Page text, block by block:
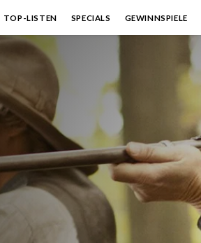
TOP-LISTEN SPECIALS GEWINNSPIELE